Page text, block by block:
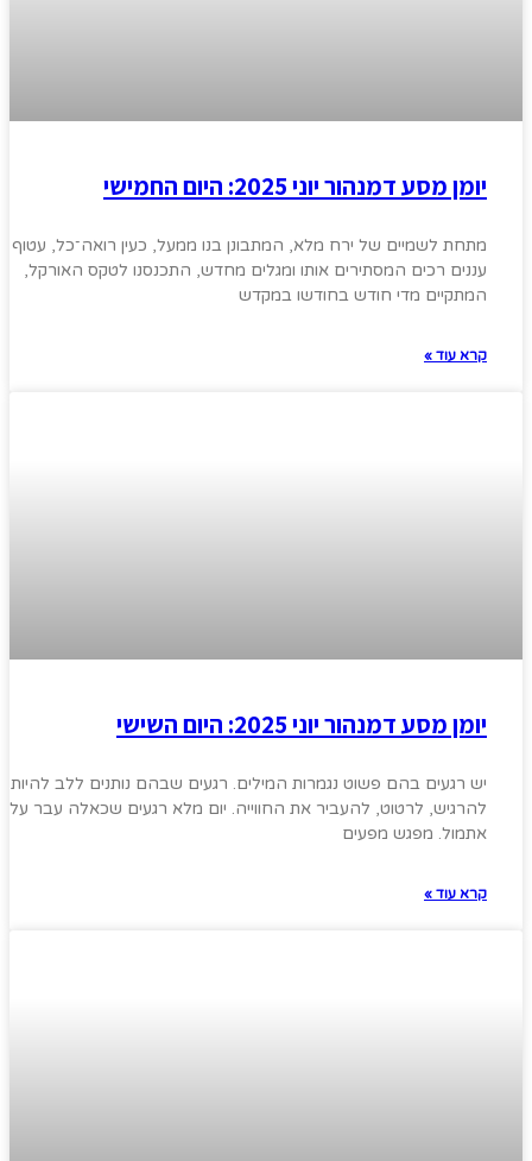
יומן מסע דמנהור יוני 2025: היום החמישי
מתחת לשמיים של ירח מלא, המתבונן בנו ממעל, כעין רואה־כל, עטוף
עננים רכים המסתירים אותו ומגלים מחדש, התכנסנו לטקס האורקל,
המתקיים מדי חודש בחודשו במקדש
קרא עוד »
יומן מסע דמנהור יוני 2025: היום השישי
יש רגעים בהם פשוט נגמרות המילים. רגעים שבהם נותנים ללב להיות,
להרגיש, לרטוט, להעביר את החווייה. יום מלא רגעים שכאלה עבר
אתמול. מפגש מפעים
קרא עוד »